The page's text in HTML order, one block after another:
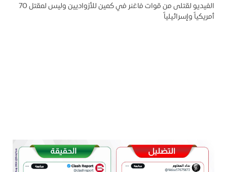
الفيديو لقتلى من قوات فاغنر في كمين للأزواديين وليس لمقتل 70
أمريكياً وإسرائيلياً